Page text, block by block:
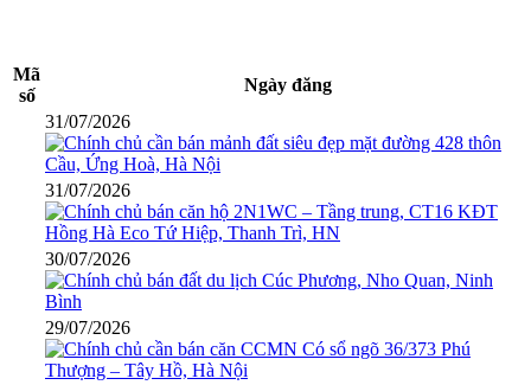
Mã
số
Ngày đăng
31/07/2026
31/07/2026
30/07/2026
29/07/2026